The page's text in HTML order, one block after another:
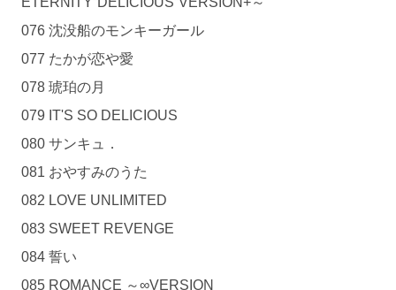
076 沈没船のモンキーガール
077 たかが恋や愛
078 琥珀の月
079 IT'S SO DELICIOUS
080 サンキュ．
081 おやすみのうた
082 LOVE UNLIMITED
083 SWEET REVENGE
084 誓い
085 ROMANCE ～∞VERSION